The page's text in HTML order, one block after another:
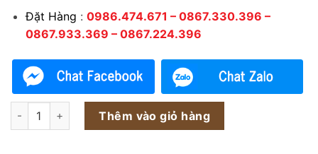
Đặt Hàng : 0986.474.671 – 0867.330.396 –
0867.933.369 – 0867.224.396
Đèn LED âm nước TDLAN-D 18w 24w 36w số lượng
Thêm vào giỏ hàng